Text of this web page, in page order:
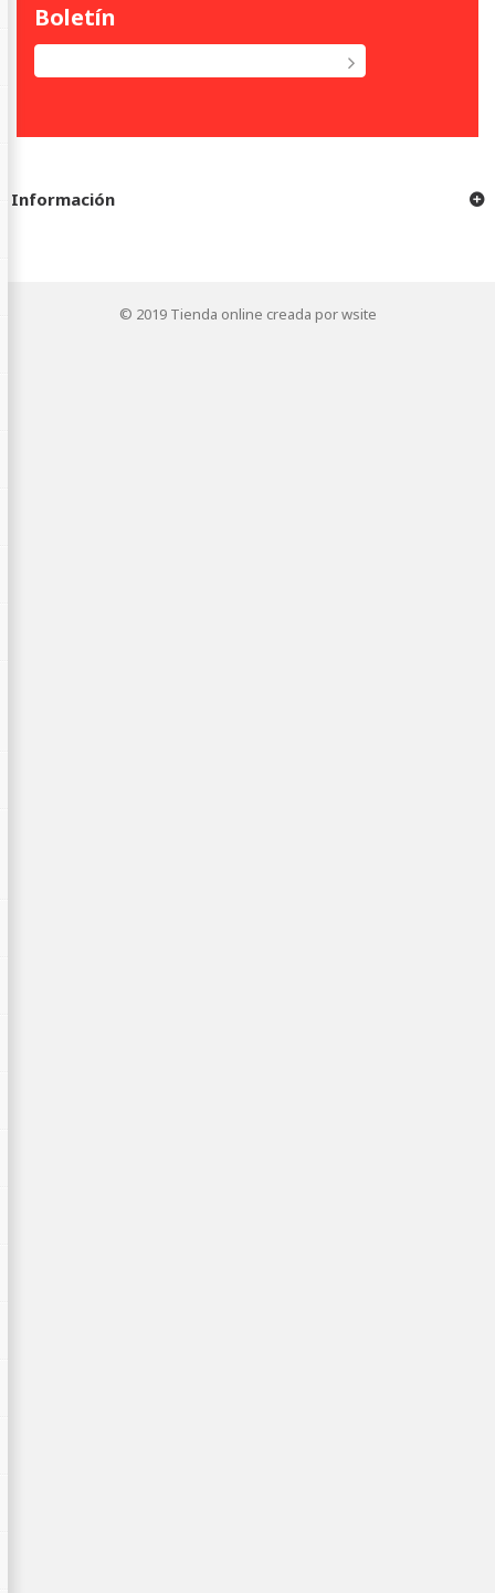
© 2019 Tienda online creada por wsite
Boletín
Información